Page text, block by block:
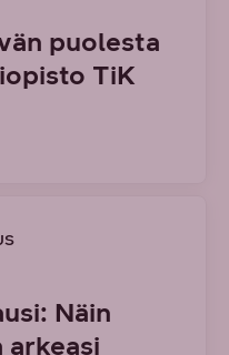
puolesta
TiK
Näin